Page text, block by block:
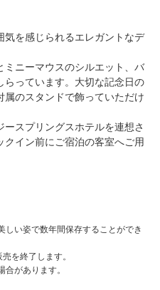
を感じられるエレガントなデ
ニーマウスのシルエット、バ
っています。大切な記念日の
のスタンドで飾っていただけ
スプリングスホテルを連想さ
イン前にご宿泊の客室へご用
い姿で数年間保存することができ
を終了します。
があります。